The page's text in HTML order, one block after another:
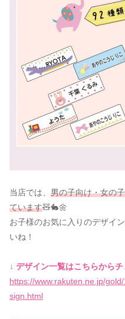
当店では、 男の子向け・女の
ています🧸🐇🌼
お子様のお気に入りのデザイ
いね！
↓ デザイン一覧はこちらからチ
https://www.rakuten.ne.jp/
sign.html